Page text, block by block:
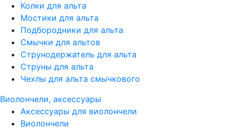
Колки для альта
Мостики для альта
Подбородники для альта
Смычки для альтов
Струнодержатель для альта
Струны для альта
Чехлы для альта смычкового
Виолончели, аксессуары
Аксессуары для виолончели
Виолончели